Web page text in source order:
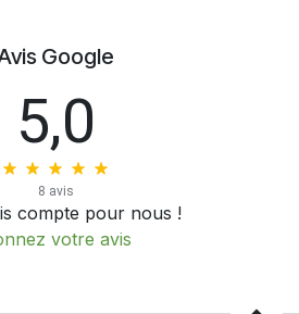
Google
5,0
8 avis
compte pour nous !
votre avis